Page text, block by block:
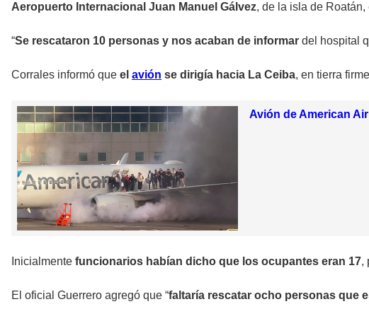
Aeropuerto Internacional Juan Manuel Gálvez, de la isla de
“Se rescataron 10 personas y nos acaban de informar del hospital
Corrales informó que el avión se dirigía hacia La Ceiba, en tierra
Avión de American
Inicialmente funcionarios habían dicho que los ocupantes eran 17,
El oficial Guerrero agregó que “faltaría rescatar ocho personas que